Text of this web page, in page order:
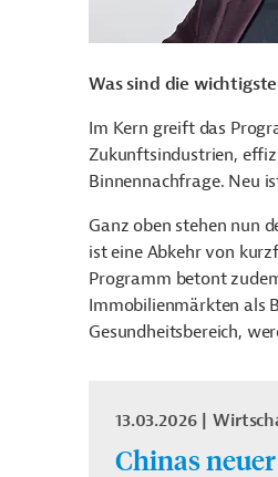
Was sind die
Im Kern greift das
Zukunftsindustrien,
Binnennachfrage. Neu
Ganz oben stehen nun
ist eine Abkehr von
Programm betont
Immobilienmärkten als
Gesundheitsbereich,
13.03.2026
Chinas